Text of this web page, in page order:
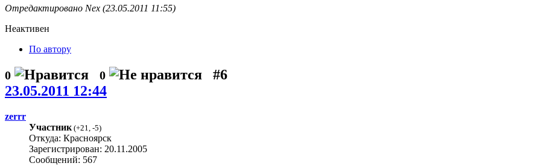
Отредактировано Nex (23.05.2011 11:55)
Неактивен
По автору
0 0
#6
23.05.2011 12:44
zerrr
Участник(+21, -5)
Откуда: Красноярск
Зарегистрирован: 20.11.2005
Сообщений: 567